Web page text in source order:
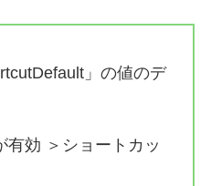
」の値のデ
有効 ＞ショートカッ